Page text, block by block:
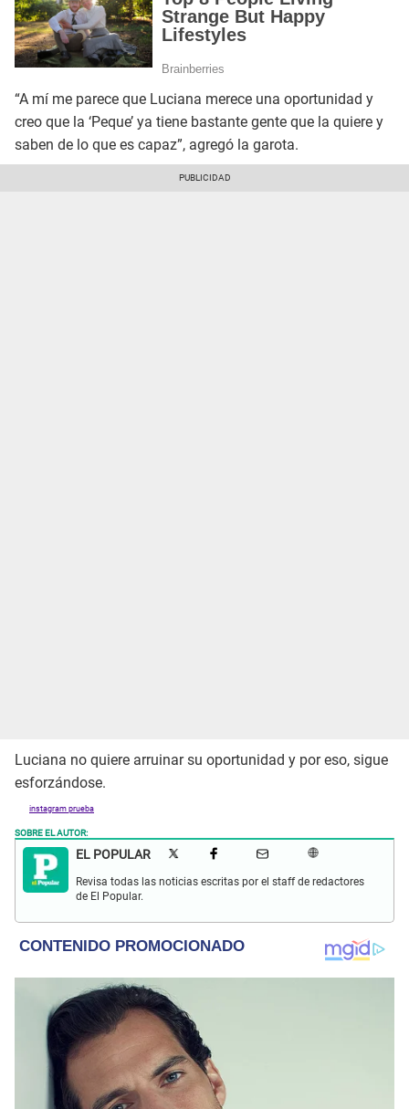
“A mí me parece que Luciana merece una oportunidad y
creo que la ‘Peque’ ya tiene bastante gente que la quiere y
saben de lo que es capaz”, agregó la garota.
Luciana no quiere arruinar su oportunidad y por eso, sigue
esforzándose.
instagram prueba
SOBRE EL AUTOR:
EL POPULAR
Revisa todas las noticias escritas por el staff de redactores
de El Popular.